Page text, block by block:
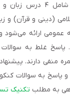
برای تمام رشته‌ها
(دینی و قرآن) و
عمومی ارائه
است. پاسخ غلط به
منفی دارند.
پاسخ به سوالات
به مطلب تکنیک